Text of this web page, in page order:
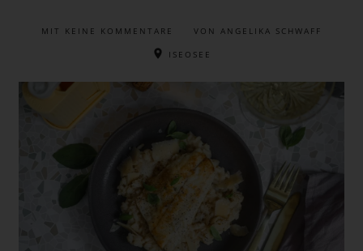
MIT KEINE KOMMENTARE VON ANGELIKA SCHWAFF
ISEOSEE